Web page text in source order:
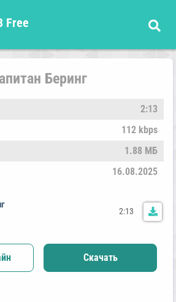
Free
Беринг
2:13
112 kbps
1.88 МБ
16.08.2025
2:13
Скачать